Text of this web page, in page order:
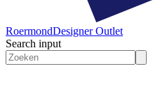
RoermondDesigner Outlet
Search input